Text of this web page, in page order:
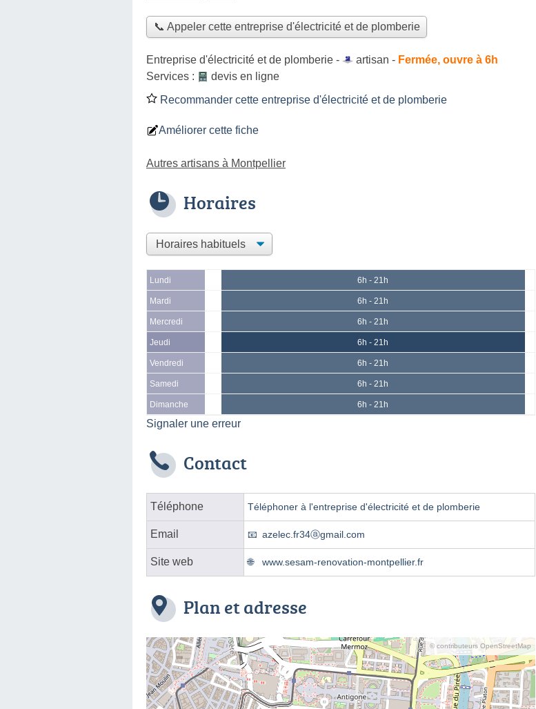
📞 Appeler cette entreprise d'électricité et de plomberie
Entreprise d'électricité et de plomberie - artisan - Fermée, ouvre à 6h
Services :
devis en ligne
Recommander cette entreprise d'électricité et de plomberie
Améliorer cette fiche
Autres artisans à Montpellier
Horaires
Lundi 6h - 21h
Mardi 6h - 21h
Mercredi 6h - 21h
Jeudi 6h - 21h
Vendredi 6h - 21h
Samedi 6h - 21h
Dimanche 6h - 21h
Signaler une erreur
Contact
Téléphone Téléphoner à l'entreprise d'électricité et de plomberie
Email azelec.fr34ⓐgmail.com
Site web www.sesam-renovation-montpellier.fr
Plan et adresse
© contributeurs OpenStreetMap